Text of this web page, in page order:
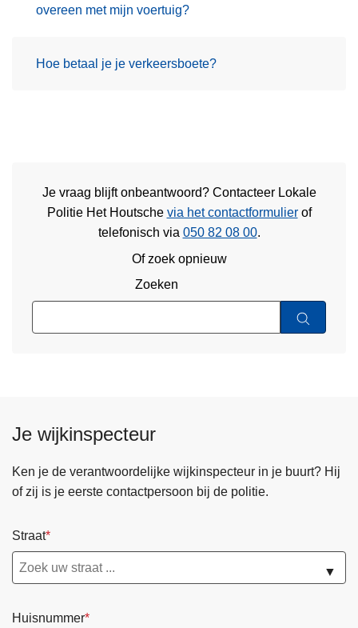
overeen met mijn voertuig?
Hoe betaal je je verkeersboete?
Je vraag blijft onbeantwoord? Contacteer Lokale
Politie Het Houtsche via het contactformulierof
telefonisch via 050 82 08 00.
Of zoek opnieuw
Zoeken
Je wijkinspecteur
Ken je de verantwoordelijke wijkinspecteur in je buurt? Hij
of zij is je eerste contactpersoon bij de politie.
Straat
▼
Huisnummer